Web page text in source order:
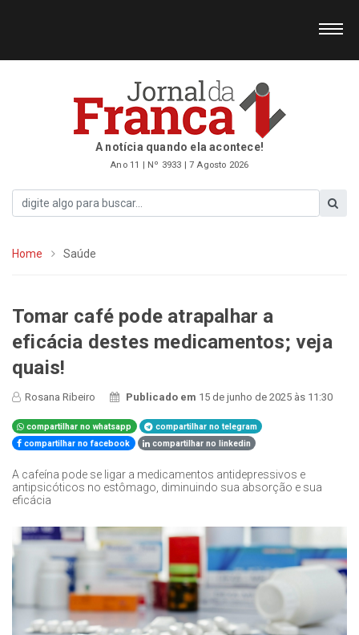
A notícia quando ela acontece!
Ano 11 | Nº 3933 | 7 Agosto 2026
Home Saúde
Tomar café pode atrapalhar a
eficácia destes medicamentos; veja
quais!
Rosana Ribeiro Publicado em 15 de junho de 2025 às 11:30
compartilhar no whatsapp
compartilhar no telegram
compartilhar no facebook
compartilhar no linkedin
A cafeína pode se ligar a medicamentos antidepressivos e
antipsicóticos no estômago, diminuindo sua absorção e sua
eficácia